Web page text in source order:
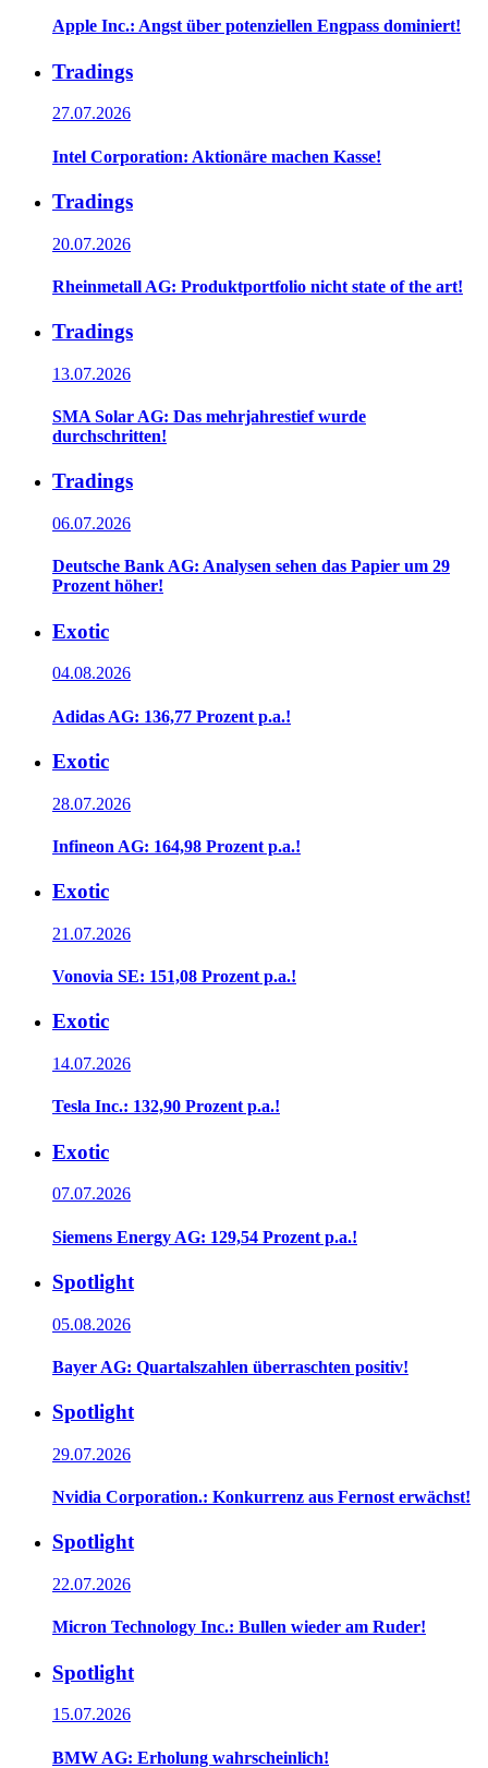
Apple Inc.: Angst über potenziellen Engpass dominiert!
Tradings
27.07.2026
Intel Corporation: Aktionäre machen Kasse!
Tradings
20.07.2026
Rheinmetall AG: Produktportfolio nicht state of the art!
Tradings
13.07.2026
SMA Solar AG: Das mehrjahrestief wurde
durchschritten!
Tradings
06.07.2026
Deutsche Bank AG: Analysen sehen das Papier um 29
Prozent höher!
Exotic
04.08.2026
Adidas AG: 136,77 Prozent p.a.!
Exotic
28.07.2026
Infineon AG: 164,98 Prozent p.a.!
Exotic
21.07.2026
Vonovia SE: 151,08 Prozent p.a.!
Exotic
14.07.2026
Tesla Inc.: 132,90 Prozent p.a.!
Exotic
07.07.2026
Siemens Energy AG: 129,54 Prozent p.a.!
Spotlight
05.08.2026
Bayer AG: Quartalszahlen überraschten positiv!
Spotlight
29.07.2026
Nvidia Corporation.: Konkurrenz aus Fernost erwächst!
Spotlight
22.07.2026
Micron Technology Inc.: Bullen wieder am Ruder!
Spotlight
15.07.2026
BMW AG: Erholung wahrscheinlich!